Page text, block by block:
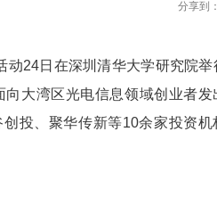
息初创企业争
电信息产业专场活动24
及投资机构，面向大湾